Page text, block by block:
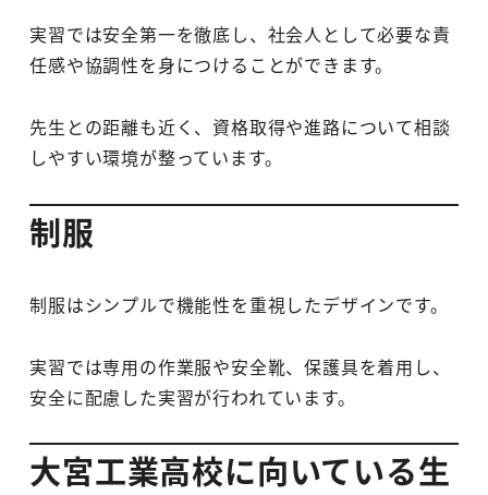
実習では安全第一を徹底し、社会人として必要な責
任感や協調性を身につけることができます。
先生との距離も近く、資格取得や進路について相談
しやすい環境が整っています。
制服
制服はシンプルで機能性を重視したデザインです。
実習では専用の作業服や安全靴、保護具を着用し、
安全に配慮した実習が行われています。
大宮工業高校に向いている生